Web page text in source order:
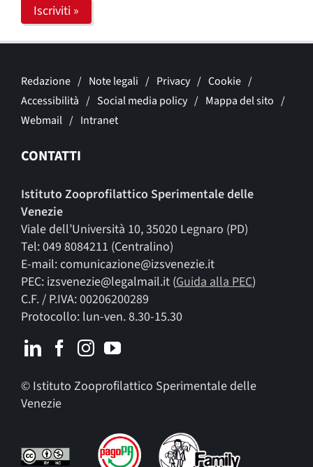
Iscriviti »
Redazione Note legali Privacy
Cookie
Accessibilità
Social media policy
Mappa del sito
Webmail
Intranet
CONTATTI
Istituto Zooprofilattico Sperimentale delle
Venezie
Viale dell’Università 10, 35020 Legnaro (PD)
Tel: 049 8084211 (Centralino)
E-mail: comunicazione@izsvenezie.it
PEC: izsvenezie@legalmail.it (Guida alla PEC)
C.F. / P.IVA: 00206200289
Protocollo: lun-ven. 8.30-15.30
© Istituto Zooprofilattico Sperimentale delle
Venezie